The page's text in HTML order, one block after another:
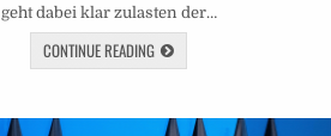
geht dabei klar zulasten der…
CONTINUE READING